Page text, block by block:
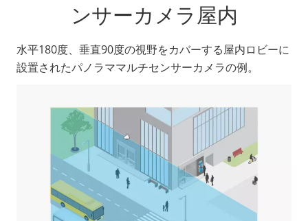
ンサーカメラ屋内
水平180度、垂直90度の視野をカバーする屋内ロビーに
設置されたパノラママルチセンサーカメラの例。